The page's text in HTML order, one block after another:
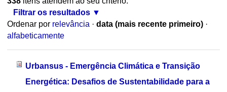
Filtrar os resultados
Ordenar por relevância · data (mais recente primeiro) ·
alfabeticamente
Urbansus - Emergência Climática e Transição
Energética: Desafios de Sustentabilidade para a